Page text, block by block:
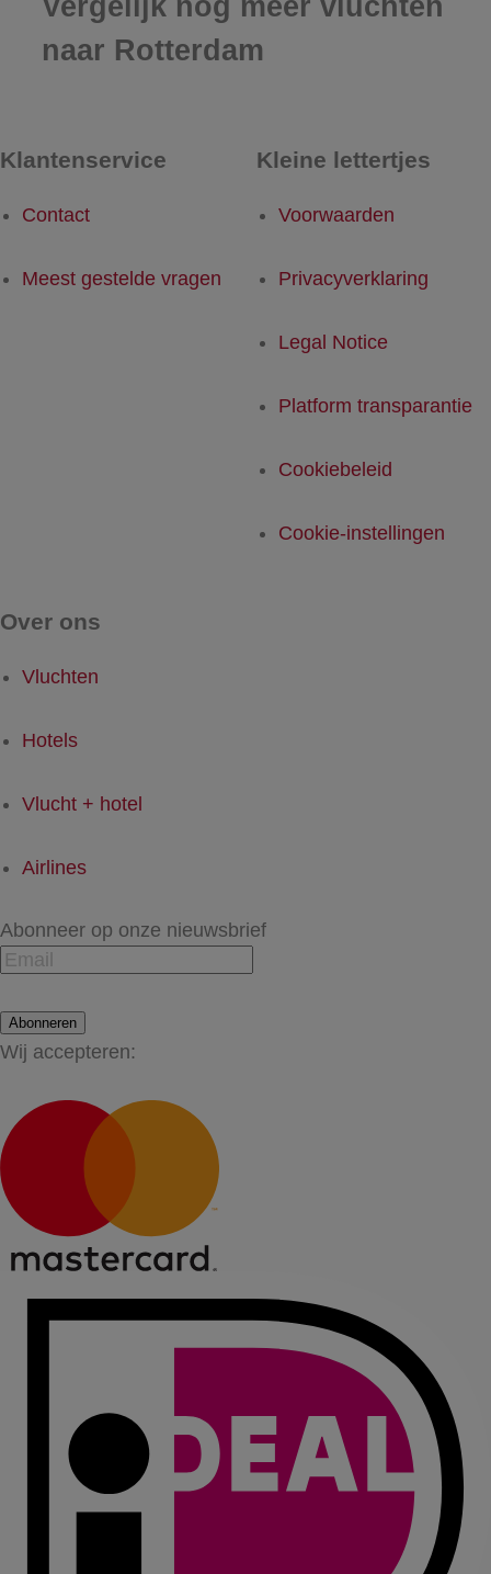
Vergelijk nog meer vluchten
naar Rotterdam
Klantenservice
Contact
Meest gestelde vragen
Kleine lettertjes
Voorwaarden
Privacyverklaring
Legal Notice
Platform transparantie
Cookiebeleid
Cookie-instellingen
Over ons
Vluchten
Hotels
Vlucht + hotel
Airlines
Abonneer op onze nieuwsbrief
Abonneren
Wij accepteren: